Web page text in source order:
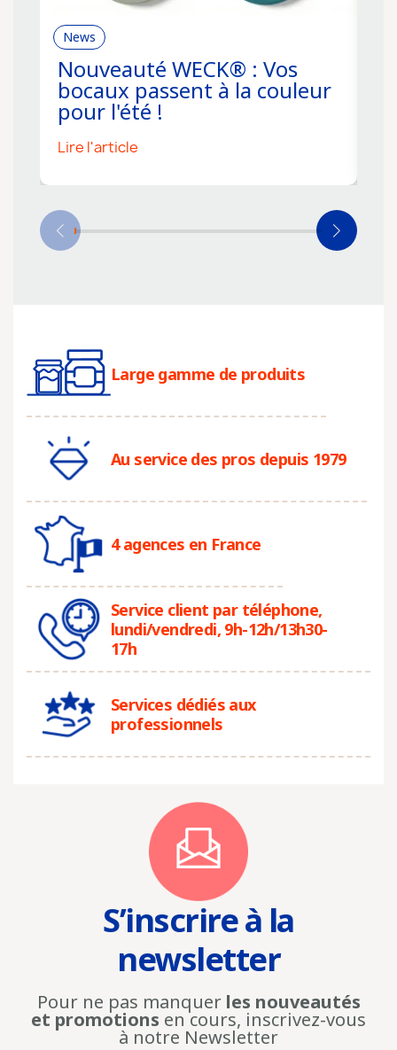
News
Nouveauté WECK® : Vos
bocaux passent à la couleur
pour l'été !
Lire l'article
Large gamme de produits
Au service des pros depuis 1979
4 agences en France
Service client par téléphone,
lundi/vendredi, 9h-12h/13h30-
17h
Services dédiés aux
professionnels
S’inscrire à la
newsletter
Pour ne pas manquer les nouveautés
et promotions en cours, inscrivez-vous
à notre Newsletter